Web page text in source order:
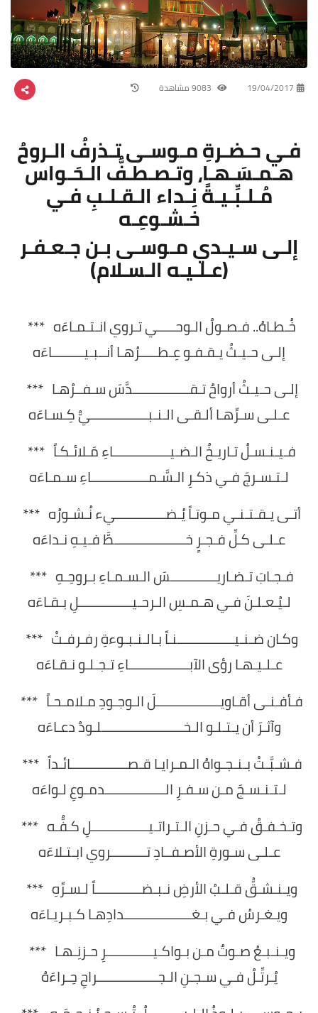
19/04/2017
فـي حـضـرةِ مـوسـى تـذرفُ الـروحُ
هـمـسَـهـا، وتـصـطـفُّ الـحَـواس
مُـلـبِّـيـةً نِـداء الـقـلـبِ فـي
خـشـوعِـه
إلـى سـيـدي مـوسـى بـن جـعـفـر
(عـلـيـه الـسـلام)
خُـطـاهُ.. فـصـولُ الـوحـــــي تـروي انـتـمـاءَه ***
إلـى حـيـثُ يـقـفـو عِـطـــــرُهـا أنــبـيـــــــــاءَه
إلـى حـيـثُ أرواحٌ تـقــــــــــــــــدَّسَ سـفــرُهـا ***
عـلـى سـرِّهـا ألـقـى الـنـبــــــــــــــــيُّ كِـسـاءَه
فـيـنـسـلُ تـاريـخُ الـضـيــــــــــــــــاءِ مَـلائـكـاً ***
لـتـسـرجَ فـي ذكـرِ الـسَّـمــــــــــــــــاءِ سـمـاءَه
أتـى يـقـتـنـي مـوتـاً يُـضــــــــــــــيء نُـشـورُه ***
عـلـى كـلِّ فـجـرٍ خــــــــــــــــــــطَّ فـيـهِ نـداءَه
فـجـابَ تـضـاريـــــــــــــسَ الـسـمـاءِ بـروحِـهِ ***
لـيُـعـلـنَ فـي هـمـسِ الـرحـيـــــــــــــــلِ بـقـاءَه
وكـان ضـنـيــــــــــــــــنـاً بـالـنـبـوءةِ رفـرفـتْ ***
عـلـيـهـا رؤى الآبـــــــــــــــــاءِ تـجـلـو نـقـاءَه
فـأفـنـى أقـاويــــــــــــــــــلَ الـوجـودِ مـلامـحـاً ***
وآثـرَ أن يـتـلـو الـخـــــــــــــــــــــــلـودُ دعـاءَه
فـشـبَّـتْ بـنـجـواهُ الـمـرايـا قـصــــــــــــــــائـداً ***
لـتـنـسـجَ مـن سـفـرِ الـــــــــــــــــدمـوعِ لـواءَه
وتـخـفـقُ فـي حـزنِ الـتـراتـيــــــــــــــــلِ كـفُّـه ***
عـلـى سـورةِ الأصـفــادِ تــــــــــروي ابـتـلاءَه
ويـنـشـقُّ قـلـبُ الأرضِ نـبـضـــــــــــــاً لـسـرِّهِ ***
ويـغـرسُ فـي بـغـــــــــــــــــــدادِهـا كـبـريـاءَه
ويـنـبـعُ صـوتٌ مـن بـواكـيـــــــــــــرِ حـزنِـهـا ***
يُـرتِّـلُ فـي سـجـنِ الـجـــــــــــــــــراحِ حِـراءَهُ